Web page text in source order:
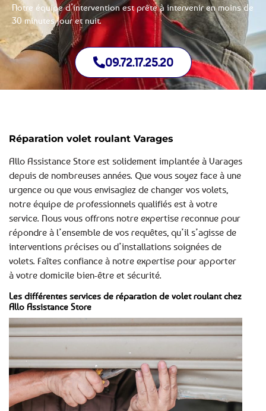
Notre équipe d’intervention est prête à intervenir en moins de
30 minutes jour et nuit.
09.72.17.25.20
Réparation volet roulant Varages
Allo Assistance Store est solidement implantée à Varages
depuis de nombreuses années. Que vous soyez face à une
urgence ou que vous envisagiez de changer vos volets,
notre équipe de professionnels qualifiés est à votre
service. Nous vous offrons notre expertise reconnue pour
répondre à l’ensemble de vos requêtes, qu’il s’agisse de
interventions précises ou d’installations soignées de
volets. Faîtes confiance à notre expertise pour apporter
à votre domicile bien-être et sécurité.
Les différentes services de réparation de volet roulant chez
Allo Assistance Store